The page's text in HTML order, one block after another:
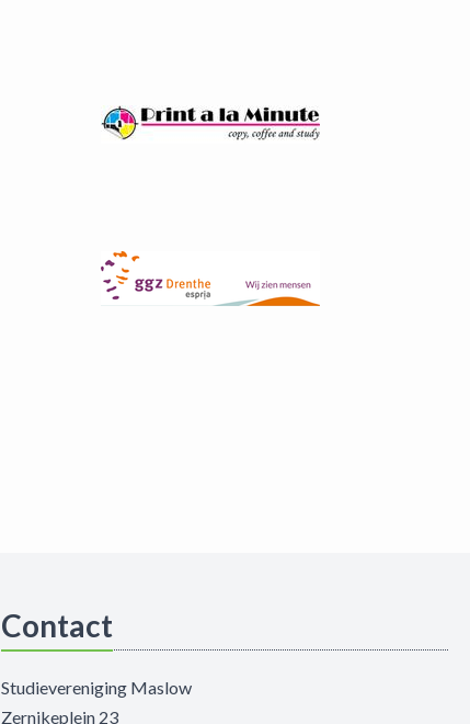
Contact
Studievereniging Maslow
Zernikeplein 23